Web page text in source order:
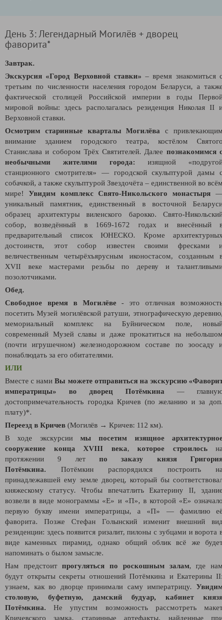
День 3: Легендарный Могилёв + дворец
фаворита*
Завтрак.
Экскурсия «Город Верховной ставки» – время знакомиться
третьим по численности населения городом Беларуси, а
фактической столицей Российской империи в годы
мировой войны: здесь располагалась резиденция Николая II
Верховной ставки.
Осмотрим старинные кварталы Могилёва с
внимание зданием городского театра, костёлом
Станислава и собором Трёх Святителей. Далее познакомимся
необычными жителями города: изящной
станционного смотрителя» — городской скульптурой дамы
собачкой, а также скульптурой Звездочёта – единственной во
мире! Увидим комплекс Свято-Никольского монастыря
уникальный памятник, единственный в восточной
образец архитектуры виленского барокко. Свято-
собор, возведённый в 1669-1672 годах и внесённый
предварительный список ЮНЕСКО. Кроме
достоинств, этот собор известен своими фресками
величественным четырёхъярусным иконостасом, созданным
XVII веке мастерами резьбы по дереву и
позолотчиками.
Обед.
Свободное время в Могилёве- это отличная
посетить Музей могилёвской ратуши, этнографическую
мемориальный комплекс на Буйническом поле,
современный Музей славы и даже прокатиться на
(почти игрушечном) железнодорожном составе по зоосаду
понаблюдать за его обитателями.
ИЛИ
Вместе с намиВы можете отправиться на экскурсию
императрицы» во дворец Потёмкина —
достопримечательность городка Кричев (по желанию и за
плату)*.
Переезд в Кричев (Могилёв → Кричев: 112 км).
В ходе экскурсии мы посетим изящное
сооружение конца XVIII века, которое строилось
протяжении 9 лет по заказу князя
Потёмкина. Потёмкин распорядился построить
принадлежавшей ему земле дворец, который бы
княжескому статусу. Чтобы впечатлить Екатерину II,
возвели в виде монограммы «Е» и «П», в которой «Е»
первую букву имени императрицы, а «П» — фамилию
фаворита. Позже Стефан Голынский изменит внешний
резиденции: здесь появится ризалит, пилоны с зубцами и ворота
виде каменных пирамид, однако общий облик всё же
напоминать о былом замысле.
Нам предстоитпрогуляться по роскошным залам, где
будут открыты секреты отношений Потёмкина и Екатерины
узнаем, как во дворце принимали саму императрицу.
столовую, буфетную, дамский будуар, кабинет
Потёмкина. Не упустим возможность рассмотреть
Кричевского замка, старинные артефакты, найденные